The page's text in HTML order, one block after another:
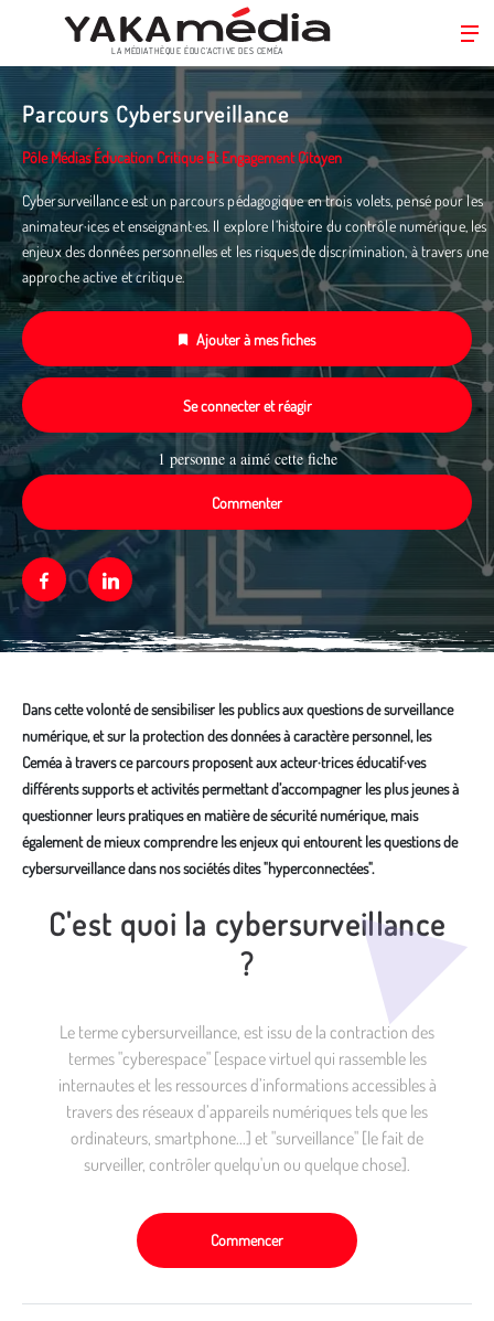
Aller
au
contenu
principal
LA MÉDIATHÈQUE ÉDUC’ACTIVE DES CEMÉA
Parcours Cybersurveillance
Pôle Médias Éducation Critique Et Engagement Citoyen
Cybersurveillance est un parcours pédagogique en trois volets, pensé pour les
animateur·ices et enseignant·es. Il explore l’histoire du contrôle numérique, les
enjeux des données personnelles et les risques de discrimination, à travers une
approche active et critique.
Ajouter à mes fiches
Se connecter et réagir
1 personne a aimé cette fiche
Commenter
FacebookLinkedin
Dans cette volonté de sensibiliser les publics aux questions de surveillance
numérique, et sur la protection des données à caractère personnel, les
Ceméa à travers ce parcours proposent aux acteur·trices éducatif·ves
différents supports et activités permettant d’accompagner les plus jeunes à
questionner leurs pratiques en matière de sécurité numérique, mais
également de mieux comprendre les enjeux qui entourent les questions de
cybersurveillance dans nos sociétés dites "hyperconnectées".
Média secondaire
C'est quoi la cybersurveillance
?
Le terme cybersurveillance, est issu de la contraction des
termes "cyberespace" [espace virtuel qui rassemble les
internautes et les ressources d’informations accessibles à
travers des réseaux d’appareils numériques tels que les
ordinateurs, smartphone...] et "surveillance" [le fait de
surveiller, contrôler quelqu'un ou quelque chose].
Commencer